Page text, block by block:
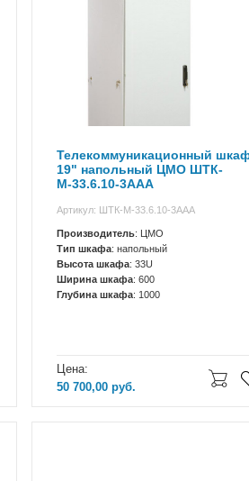
Телекоммуникационный
19" напольный ЦМО ШТК-
М-33.6.10-3ААА
Артикул: ШТК-М-33.6.10-3ААА
Производитель: ЦМО
Тип шкафа: напольный
Высота шкафа: 33U
Ширина шкафа: 600
Глубина шкафа: 1000
Цена:
50 700,00руб.